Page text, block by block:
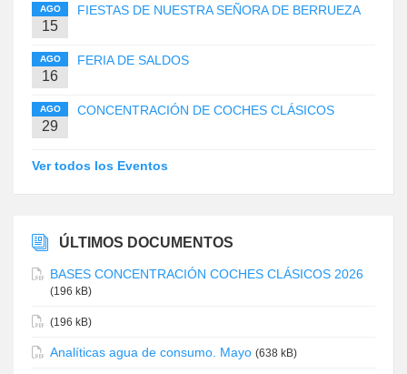
AGO
15
FIESTAS DE NUESTRA SEÑORA DE BERRUEZA
AGO
16
FERIA DE SALDOS
AGO
29
CONCENTRACIÓN DE COCHES CLÁSICOS
Ver todos los Eventos
ÚLTIMOS DOCUMENTOS
BASES CONCENTRACIÓN COCHES CLÁSICOS 2026
(196 kB)
(196 kB)
Analíticas agua de consumo. Mayo (638 kB)